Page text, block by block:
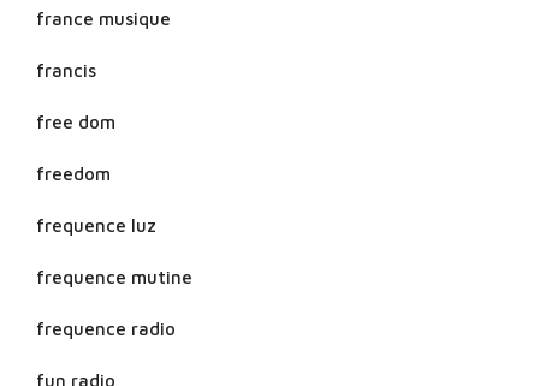
france musique
francis
free dom
freedom
frequence luz
frequence mutine
frequence radio
fun radio